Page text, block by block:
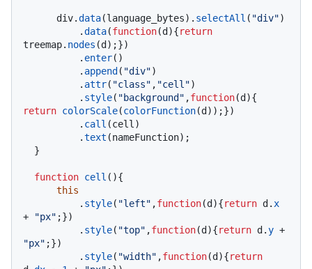
      div.
data(language_bytes). selectAll ( "div")
          .
data(function(d ){return
treemap. nodes (d);})
          .
enter()
          .
append ( "div")
          .
attr( "class" , "cell")
          .
style( "background" ,function(d
return colorScale(colorFunction(d));})
          .
call (cell)
          .
text (nameFunction);
function cell ( ){
this
          .
style( "left" ,function(d ){return d. x
+
"px" ;})
          .
style( "top" ,function(d ){return d.y
"px" ;})
          .
style( "width" ,function(d ){return